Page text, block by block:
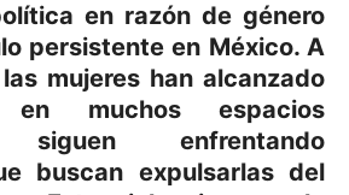
en razón de género
persistente en México. A
mujeres han alcanzado
muchos espacios
siguen enfrentando
buscan expulsarlas del